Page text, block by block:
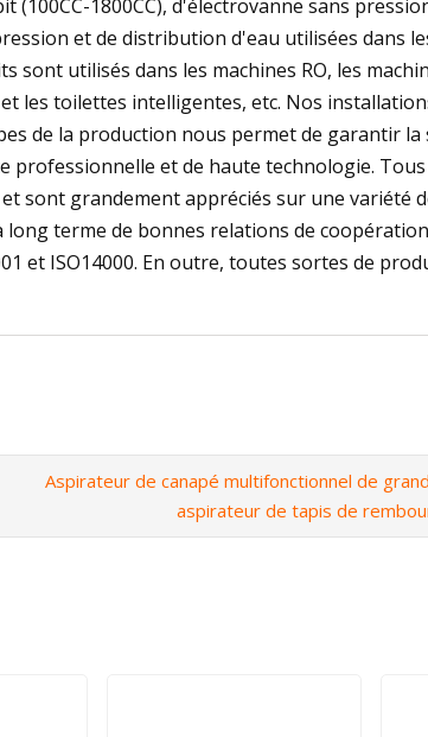
(100CC-1800CC), d'électrovanne sans
et de distribution d'eau utilisées dans
sont utilisés dans les machines RO, les
les toilettes intelligentes, etc. Nos
de la production nous permet de garantir
professionnelle et de haute technologie.
sont grandement appréciés sur une variété
terme de bonnes relations de
et ISO14000. En outre, toutes sortes de
Aspirateur de canapé multifonctionnel de
aspirateur de tapis de